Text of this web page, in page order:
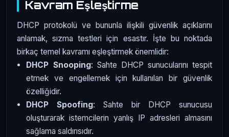
Kavram Eşleştirme
DHCP protokolü ve bununla ilişkili güvenlik açıklarını
anlamak, sızma testleri için esastır. İşte bu noktada
birkaç temel kavramı eşleştirmek önemlidir:
DHCP Snooping: Sahte DHCP sunucularını tespit
etmek ve engellemek için kullanılan bir güvenlik
özelliğidir.
DHCP Spoofing: Sahte bir DHCP sunucusu
oluşturarak istemcilerin yanlış IP adresleri almasını
sağlama saldırısıdır.